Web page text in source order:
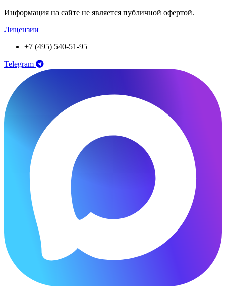
Информация на сайте не является публичной офертой.
Лицензии
+7 (495) 540-51-95
Telegram